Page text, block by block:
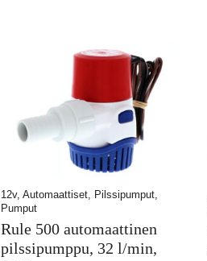
12v, Automaattiset, Pilssipumput,
Pumput
Rule 500 automaattinen
pilssipumppu, 32 l/min,